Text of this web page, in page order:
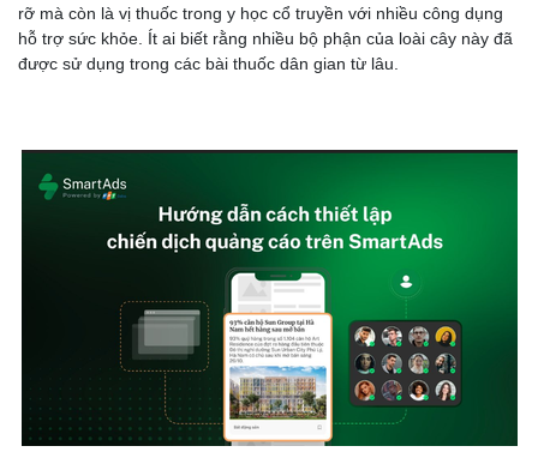
rỡ mà còn là vị thuốc trong y học cổ truyền với nhiều công dụng
hỗ trợ sức khỏe. Ít ai biết rằng nhiều bộ phận của loài cây này đã
được sử dụng trong các bài thuốc dân gian từ lâu.